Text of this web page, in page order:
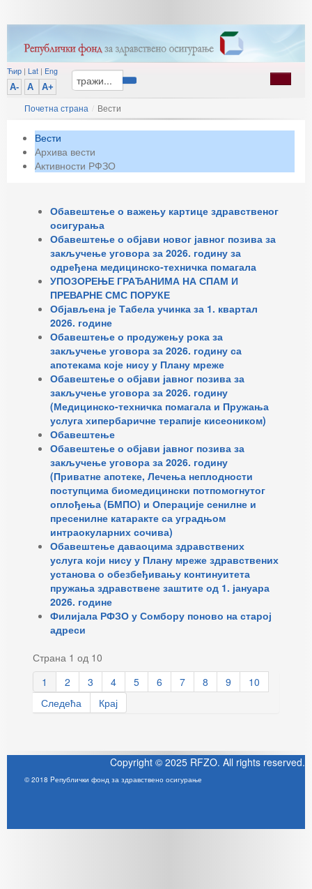
Ћир | Lat | Eng
A-
A A+
Почетна страна / Вести
Вести
Архива вести
Активности РФЗО
Обавештење о важењу картице здравственог
осигурања
Обавештење о објави новог јавног позива за
закључење уговора за 2026. годину за
одређена медицинско-техничка помагала
УПОЗОРЕЊЕ ГРАЂАНИМА НА СПАМ И
ПРЕВАРНЕ СМС ПОРУКЕ
Објављена је Табела учинка за 1. квартал
2026. године
Обавештење о продужењу рока за
закључење уговора за 2026. годину са
апотекама које нису у Плану мреже
Обавештење о објави јавног позива за
закључење уговора за 2026. годину
(Медицинско-техничка помагала и Пружања
услуга хипербаричне терапије кисеоником)
Обавештење
Обавештење о објави јавног позива за
закључење уговора за 2026. годину
(Приватне апотеке, Лечења неплодности
поступцима биомедицински потпомогнутог
оплођења (БМПО) и Операције сенилне и
пресенилне катаракте са уградњом
интраокуларних сочива)
Обавештење даваоцима здравствених
услуга који нису у Плану мреже здравствених
установа о обезбеђивању континуитета
пружања здравствене заштите од 1. јануара
2026. године
Филијала РФЗО у Сомбору поново на старој
адреси
Страна 1 од 10
1
2 3 4 5 6 7 8 9
10
Следећа
Крај
Copyright © 2025 RFZO. All rights reserved.
© 2018 Pепублички фонд за здравствено осигурање